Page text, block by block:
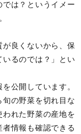
は？というイメー
良くないから、保
るのでは？」とい
公開しています。
の野菜を切れ目な
われた野菜の産地を
情報も確認できる